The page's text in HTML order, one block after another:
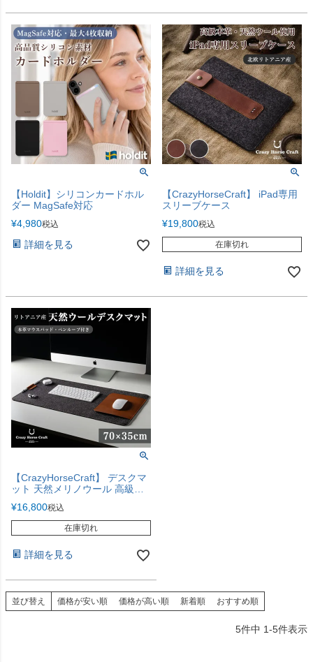
【Holdit】シリコンカードホル
ダー MagSafe対応
¥4,980税込
詳細を見る
【CrazyHorseCraft】 iPad専用
スリーブケース
¥19,800税込
在庫切れ
詳細を見る
【CrazyHorseCraft】 デスクマ
ット 天然メリノウール 高級本
き
¥16,800税込
在庫切れ
詳細を見る
並び替え 価格が安い順 価格が高い順 新着順 おすすめ順
5件中 1-5件表示